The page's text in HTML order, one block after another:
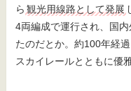
ら 観光用線路として発展
4両編成で運行され、国
たのだとか。約100年経
スカイレールとともに優